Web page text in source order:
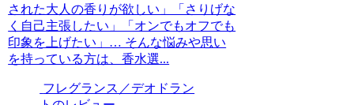
された大人の香りが欲しい」「さりげな
く自己主張したい」「オンでもオフでも
印象を上げたい」… そんな悩みや思い
を持っている方は、香水選...
フレグランス／デオドラン